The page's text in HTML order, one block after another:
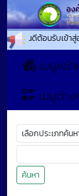
ยินดีต้อนรับเข้าสู่อ
เมนูหน้
เมนูต่า
ค้นหา